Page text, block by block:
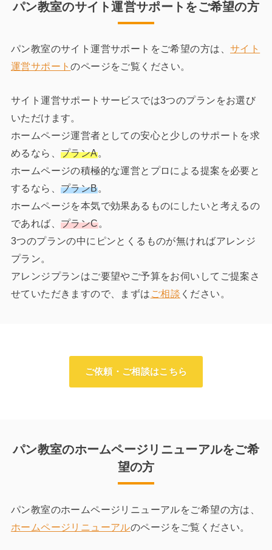
パン教室のサイト運営サポートをご希望の方
パン教室のサイト運営サポートをご希望の方は、 サイト
運営サポートのページをご覧ください。
サイト運営サポートサービスでは3つのプランをお選び
いただけます。
ホームページ運営者としての安心と少しのサポートを求
めるなら、 プランA。
ホームページの積極的な運営とプロによる提案を必要と
するなら、 プランB。
ホームページを本気で効果あるものにしたいと考えるの
であれば、 プランC。
3つのプランの中にピンとくるものが無ければアレンジ
プラン。
アレンジプランはご要望やご予算をお伺いしてご提案さ
せていただきますので、まずは ご相談 ください。
ご依頼・ご相談はこちら
パン教室のホームページリニューアルをご希
望の方
パン教室のホームページリニューアルをご希望の方は、
ホームページリニューアルのページをご覧ください。